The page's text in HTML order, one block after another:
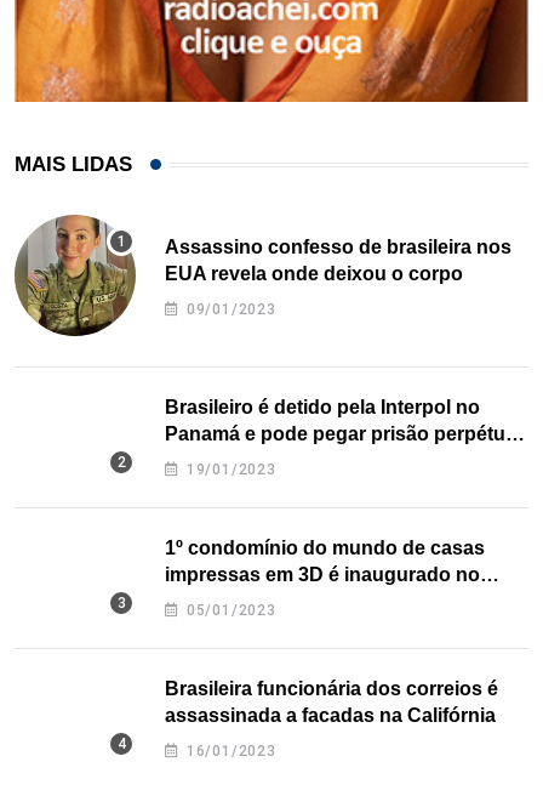
MAIS LIDAS
Assassino confesso de brasileira nos
EUA revela onde deixou o corpo
09/01/2023
Brasileiro é detido pela Interpol no
Panamá e pode pegar prisão perpétua
nos EUA
19/01/2023
1º condomínio do mundo de casas
impressas em 3D é inaugurado no
Texas
05/01/2023
Brasileira funcionária dos correios é
assassinada a facadas na Califórnia
16/01/2023